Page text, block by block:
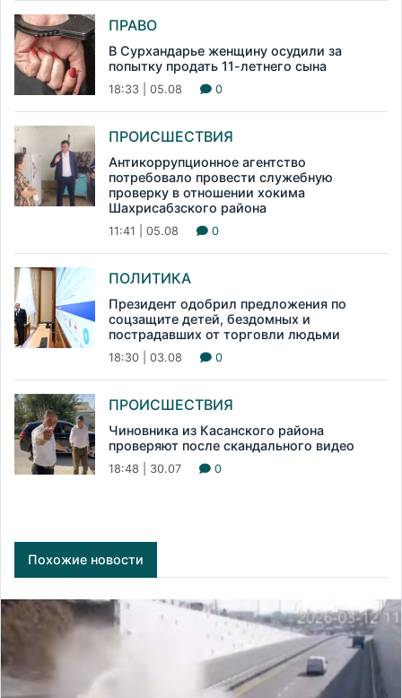
ПРАВО
В Сурхандарье женщину осудили за
попытку продать 11-летнего сына
18:33 | 05.08 0
ПРОИСШЕСТВИЯ
Антикоррупционное агентство
потребовало провести служебную
проверку в отношении хокима
Шахрисабзского района
11:41 | 05.08 0
ПОЛИТИКА
Президент одобрил предложения по
соцзащите детей, бездомных и
пострадавших от торговли людьми
18:30 | 03.08 0
ПРОИСШЕСТВИЯ
Чиновника из Касанского района
проверяют после скандального видео
18:48 | 30.07 0
Похожие новости